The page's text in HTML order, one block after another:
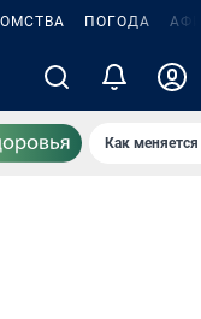
ПОГОДА
Как